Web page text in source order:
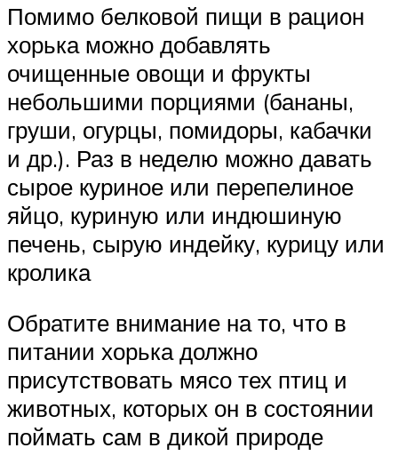
Помимо белковой пищи в рацион
хорька можно добавлять
очищенные овощи и фрукты
небольшими порциями (бананы,
груши, огурцы, помидоры, кабачки
и др.). Раз в неделю можно давать
сырое куриное или перепелиное
яйцо, куриную или индюшиную
печень, сырую индейку, курицу или
кролика
Обратите внимание на то, что в
питании хорька должно
присутствовать мясо тех птиц и
животных, которых он в состоянии
поймать сам в дикой природе